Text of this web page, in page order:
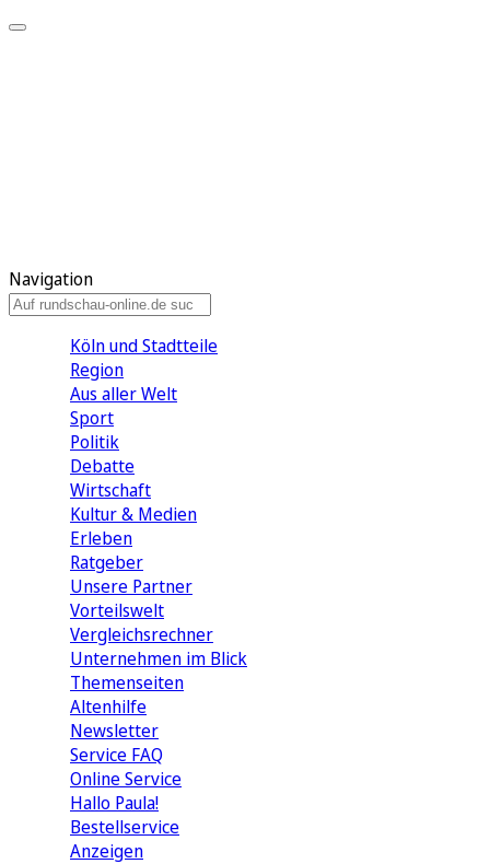
Navigation
Köln und Stadtteile
Region
Aus aller Welt
Sport
Politik
Debatte
Wirtschaft
Kultur & Medien
Erleben
Ratgeber
Unsere Partner
Vorteilswelt
Vergleichsrechner
Unternehmen im Blick
Themenseiten
Altenhilfe
Newsletter
Service FAQ
Online Service
Hallo Paula!
Bestellservice
Anzeigen